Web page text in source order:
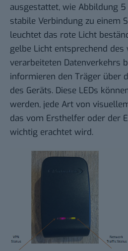
ausgestattet, wie Abbildung 5
stabile Verbindung zu einem
leuchtet das rote Licht
gelbe Licht entsprechend des
verarbeiteten Datenverkehrs
informieren den Träger über
des Geräts. Diese LEDs
werden, jede Art von
das vom Ersthelfer oder der
wichtig erachtet wird.